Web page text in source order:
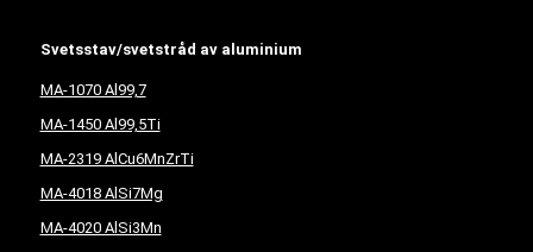
Svetsstav/svetstråd av aluminium
MA-1070 Al99,7
MA-1450 Al99,5Ti
MA-2319 AlCu6MnZrTi
MA-4018 AlSi7Mg
MA-4020 AlSi3Mn